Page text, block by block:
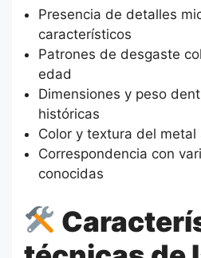
Presencia de detalles
característicos
Patrones de desgaste
edad
Dimensiones y peso
históricas
Color y textura del metal
Correspondencia con
conocidas